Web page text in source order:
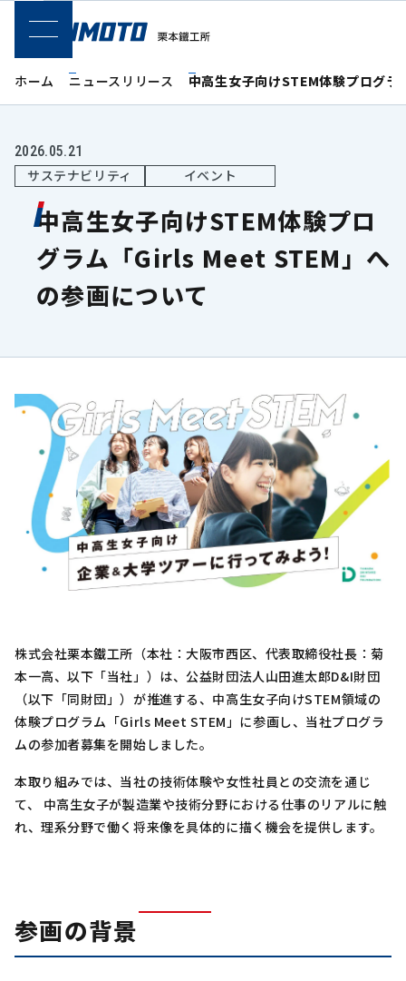
SPメニュー
ホーム ニュースリリース 中高生女子向けSTEM体験プログ
2026.05.21
サステナビリティ イベント
中高生女子向けSTEM体験プロ
グラム「Girls Meet STEM」へ
の参画について
株式会社栗本鐵工所（本社：大阪市西区、代表取締役社長：菊
本一高、以下「当社」）は、公益財団法人山田進太郎D&I財団
（以下「同財団」）が推進する、中高生女子向けSTEM領域の
体験プログラム「Girls Meet STEM」に参画し、当社プログラ
ムの参加者募集を開始しました。
本取り組みでは、当社の技術体験や女性社員との交流を通じ
て、 中高生女子が製造業や技術分野における仕事のリアルに触
れ、理系分野で働く将来像を具体的に描く機会を提供します。
参画の背景